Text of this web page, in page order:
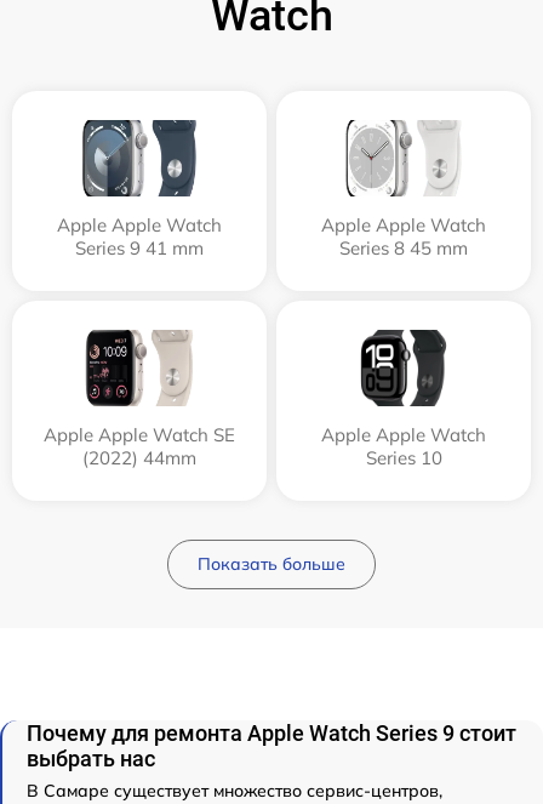
Watch
Apple Apple Watch
Series 9 41 mm
Apple Apple Watch
Series 8 45 mm
Apple Apple Watch SE
(2022) 44mm
Apple Apple Watch
Series 10
Показать больше
Почему для ремонта Apple Watch Series 9 стоит
выбрать нас
В Самаре существует множество сервис-центров,